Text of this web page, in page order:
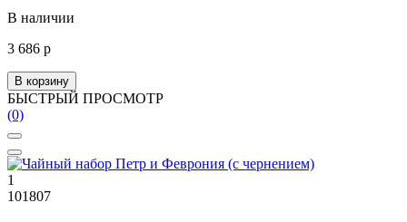
В наличии
3 686 р
В корзину
БЫСТРЫЙ ПРОСМОТР
(0)
1
101807